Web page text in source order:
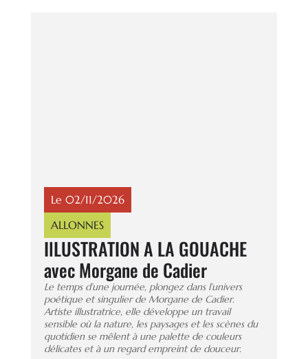
Le 02/11/2026
ALLONNES
IlLUSTRATION A LA GOUACHE
avec Morgane de Cadier
Le temps d’une journée, plongez dans l’univers
poétique et singulier de Morgane de Cadier.
Artiste illustratrice, elle développe un travail
sensible où la nature, les paysages et les scènes du
quotidien se mêlent à une palette de couleurs
délicates et à un regard empreint de douceur.